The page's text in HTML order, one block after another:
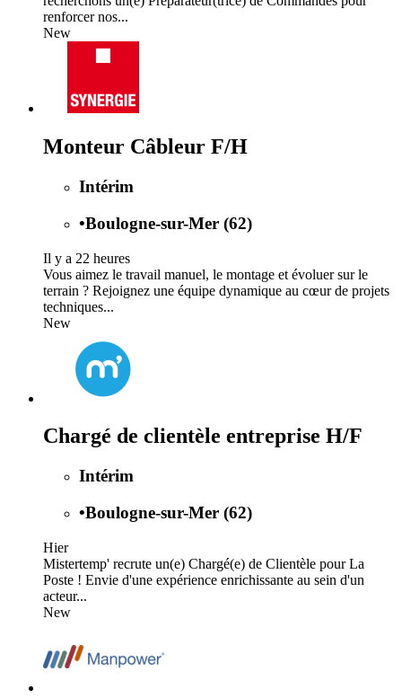
renforcer nos...
New
Monteur Câbleur F/H
Intérim
•Boulogne-sur-Mer (62)
Il y a 22 heures
Vous aimez le travail manuel, le montage et évoluer sur le
terrain ? Rejoignez une équipe dynamique au cœur de projets
techniques...
New
Chargé de clientèle entreprise H/F
Intérim
•Boulogne-sur-Mer (62)
Hier
Mistertemp' recrute un(e) Chargé(e) de Clientèle pour La
Poste ! Envie d'une expérience enrichissante au sein d'un
acteur...
New